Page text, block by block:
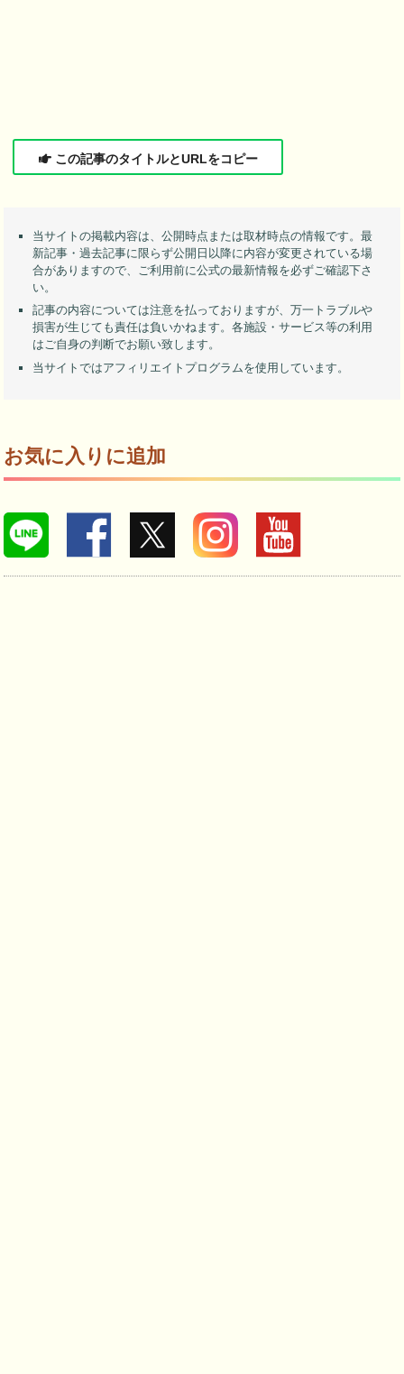
この記事のタイトルとURLをコピー
当サイトの掲載内容は、公開時点または取材時点の情報です。最
新記事・過去記事に限らず公開日以降に内容が変更されている場
合がありますので、ご利用前に公式の最新情報を必ずご確認下さ
い。
記事の内容については注意を払っておりますが、万一トラブルや
損害が生じても責任は負いかねます。各施設・サービス等の利用
はご自身の判断でお願い致します。
当サイトではアフィリエイトプログラムを使用しています。
お気に入りに追加